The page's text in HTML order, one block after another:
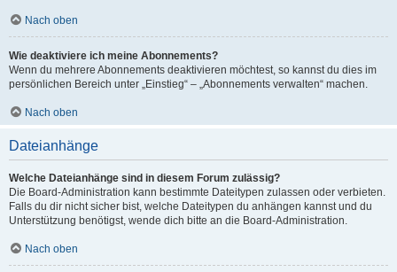
Nach oben
Wie deaktiviere ich meine Abonnements?
Wenn du mehrere Abonnements deaktivieren möchtest, so kannst du dies im
persönlichen Bereich unter „Einstieg“ – „Abonnements verwalten“ machen.
Nach oben
Dateianhänge
Welche Dateianhänge sind in diesem Forum zulässig?
Die Board-Administration kann bestimmte Dateitypen zulassen oder verbieten.
Falls du dir nicht sicher bist, welche Dateitypen du anhängen kannst und du
Unterstützung benötigst, wende dich bitte an die Board-Administration.
Nach oben